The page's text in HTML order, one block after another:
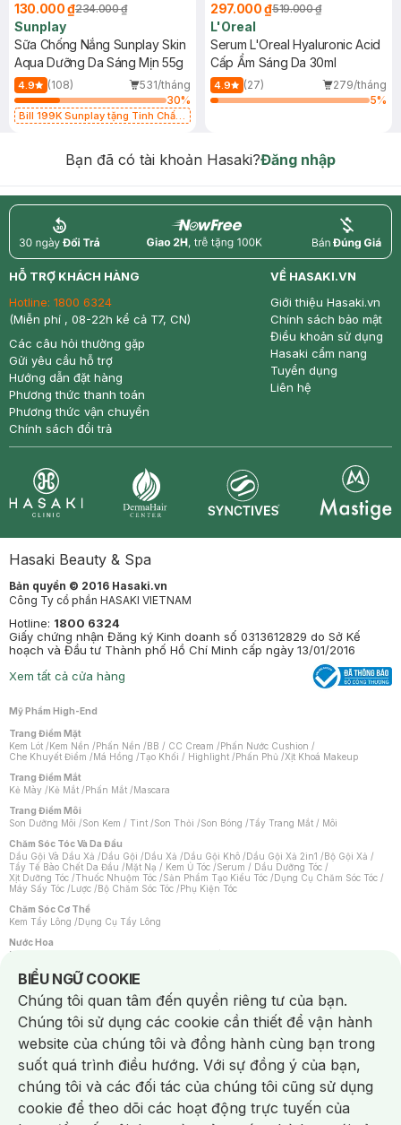
130.000 ₫234.000 ₫
Sunplay
Sữa Chống Nắng Sunplay Skin
Aqua Dưỡng Da Sáng Mịn 55g
4.9 (108)
531/tháng
30%
Bill 199K Sunplay tặng Tinh Chất
297.000 ₫519.000 ₫
L'Oreal
Serum L'Oreal Hyaluronic Acid
Cấp Ẩm Sáng Da 30ml
4.9 (27)
279/tháng
5%
Bạn đã có tài khoản Hasaki?Đăng nhập
return nowfree price
HỖ TRỢ KHÁCH HÀNG
Hotline: 1800 6324
(Miễn phí , 08-22h kể cả T7, CN)
Các câu hỏi thường gặp
Gửi yêu cầu hỗ trợ
Hướng dẫn đặt hàng
Phương thức thanh toán
Phương thức vận chuyển
Chính sách đổi trả
VỀ HASAKI.VN
Giới thiệu Hasaki.vn
Chính sách bảo mật
Điều khoản sử dụng
Hasaki cẩm nang
Tuyển dụng
Liên hệ
Hasaki Beauty & Spa
Bản quyền © 2016 Hasaki.vn
Công Ty cổ phần HASAKI VIETNAM
Hotline: 1800 6324
Giấy chứng nhận Đăng ký Kinh doanh số 0313612829 do Sở Kế
hoạch và Đầu tư Thành phố Hồ Chí Minh cấp ngày 13/01/2016
Xem tất cả cửa hàng
Mỹ Phẩm High-End
Trang Điểm Mặt
Kem Lót /Kem Nền /Phấn Nền /BB / CC Cream /Phấn Nước Cushion /
Che Khuyết Điểm /Má Hồng /Tạo Khối / Highlight /Phấn Phủ /Xịt Khoá Makeup
Trang Điểm Mắt
Kẻ Mày /Kẻ Mắt /Phấn Mắt /Mascara
Trang Điểm Môi
Son Dưỡng Môi /Son Kem / Tint /Son Thỏi /Son Bóng /Tẩy Trang Mắt / Môi
Chăm Sóc Tóc Và Da Đầu
Dầu Gội Và Dầu Xả /Dầu Gội /Dầu Xả /Dầu Gội Khô /Dầu Gội Xả 2in1 /Bộ Gội Xả /
Tẩy Tế Bào Chết Da Đầu /Mặt Nạ / Kem Ủ Tóc /Serum / Dầu Dưỡng Tóc /
Xịt Dưỡng Tóc /Thuốc Nhuộm Tóc /Sản Phẩm Tạo Kiểu Tóc /Dụng Cụ Chăm Sóc Tóc /
Máy Sấy Tóc /Lược /Bộ Chăm Sóc Tóc /Phụ Kiện Tóc
Chăm Sóc Cơ Thể
Kem Tẩy Lông /Dụng Cụ Tẩy Lông
Nước Hoa
Nước Hoa Nữ
Chăm Sóc Cá Nhân
Chống Muỗi /Khẩu Trang /Máy Massage/Mặt Nạ Xông Hơi /Nước Rửa Tay/
Sản Phẩm Chăm Sóc Khác /Bàn Chải Đánh Răng /Bàn Chải Điện/
Hỗ Trợ Trắng Răng/Kem Đánh Răng /Máy Tăm Nước/ Nước Súc Miệng/
Tăm / Chỉ Nha Khoa/ Xịt Thơm Miệng / Dung Dịch Vệ Sinh/Dưỡng Vùng Kín/
Khăn Ướt Vệ Sinh Vùng Kín/Băng Vệ Sinh/Tampon/Bọt Cạo Râu /Dao Cạo Râu/
Máy Cạo Râu
Vấn Đề Về Da
Da Dầu / Lỗ Chân Lông To/ Da Khô / Mất Nước/ Da Lão Hóa/ Da Mụn/
Da Nhạy Cảm / Kích Ứng
Da Xỉn Màu Thâm / Nám / Tàn Nhang
Quầng Thâm & Bọng Mắt /Sẹo /Viêm Da Cơ Địa
BIỂU NGỮ COOKIE
Notice about cookies usage
Chúng tôi quan tâm đến quyền riêng tư của bạn.
Chúng tôi sử dụng các cookie cần thiết để vận hành
website của chúng tôi và đồng hành cùng bạn trong
suốt quá trình điều hướng. Với sự đồng ý của bạn,
chúng tôi và các đối tác của chúng tôi cũng sử dụng
cookie để theo dõi các hoạt động trực tuyến của